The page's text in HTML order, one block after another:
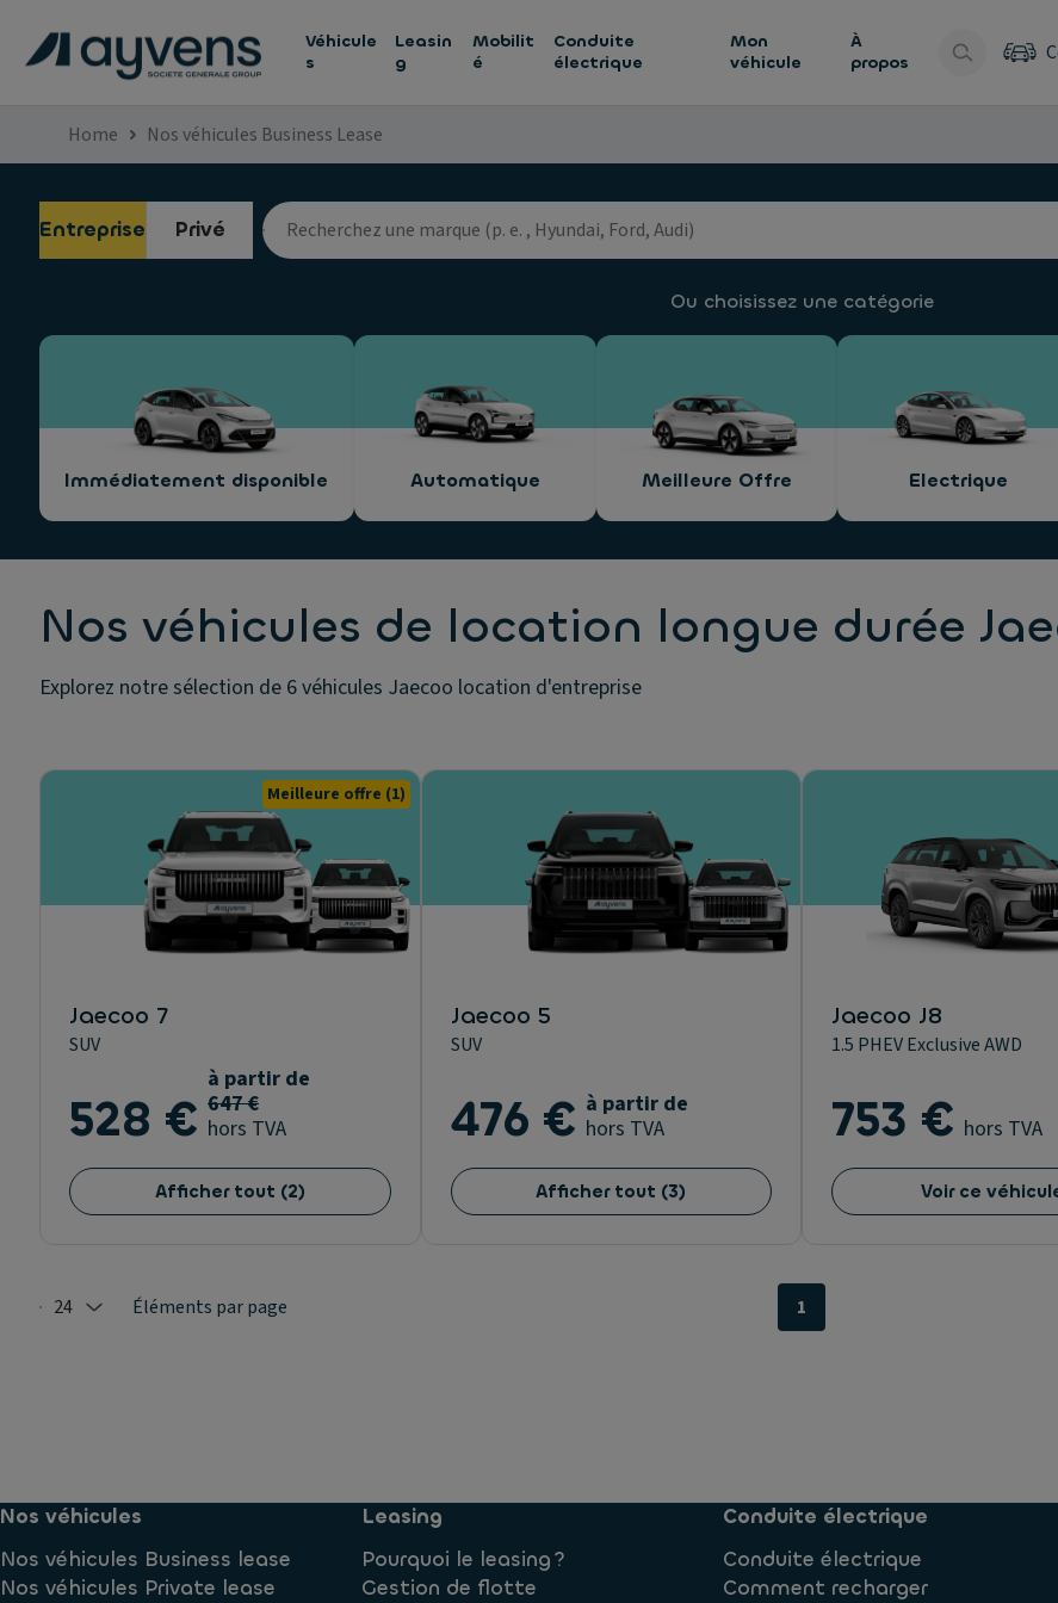
Véhicule
s
Leasin
g
Mobilit
é
Conduite
électrique
Mon
véhicule
À
propos
Home Nos véhicules Business Lease
Entreprise Privé
Ou choisissez une catégorie
Immédiatement disponible Automatique Meilleure Offre Electrique
Nos véhicules de location longue durée
Explorez notre sélection de 6 véhicules Jaecoo location d'entreprise
Meilleure offre (1)
Jaecoo 7
SUV
528 €
à partir de
647 €
hors TVA
Afficher tout (2)
Jaecoo 5
SUV
476 € à partir de
hors TVA
Afficher tout (3)
Jaecoo J8
1.5 PHEV Exclusive AWD
753 € hors TVA
Voir ce
Selected: 24
24 Éléments par page 1
Nos véhicules
Nos véhicules Business lease
Nos véhicules Private lease
Leasing
Pourquoi le leasing ?
Gestion de flotte
Conduite électrique
Conduite électrique
Comment recharger